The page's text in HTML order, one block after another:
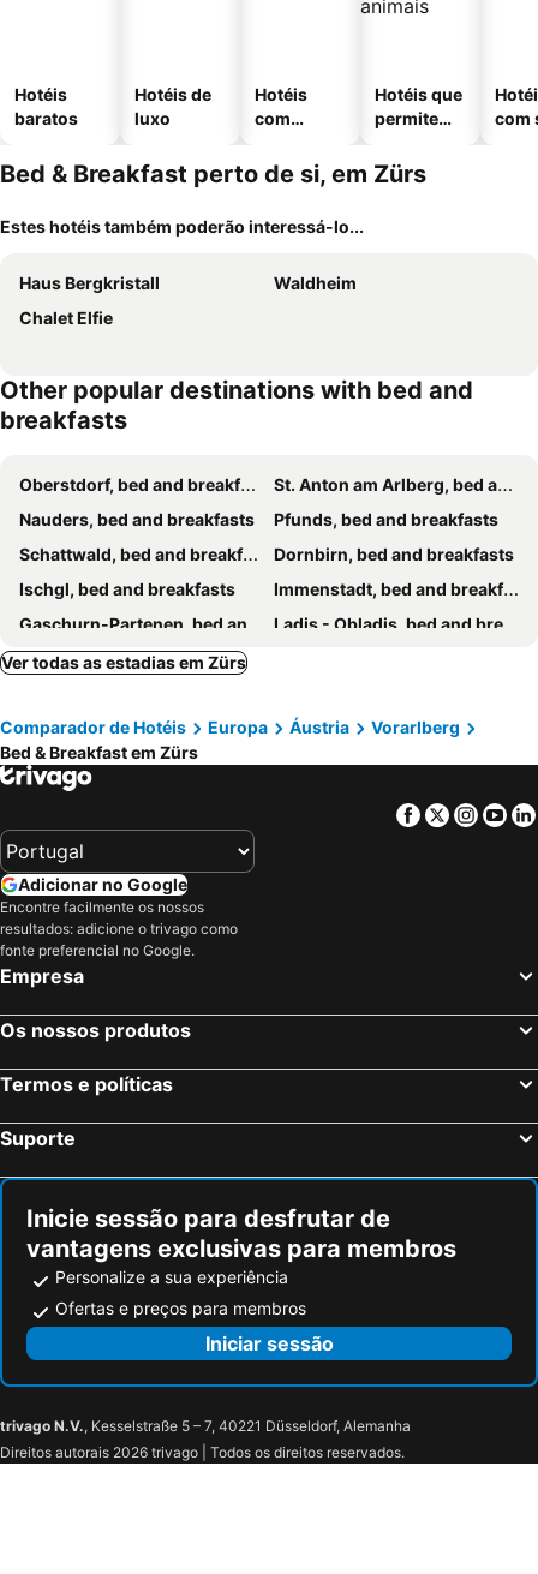
Hotéis
baratos
Hotéis de
luxo
Hotéis
com
Hotéis que
permitem
com
Bed & Breakfast perto de si, em Zürs
Estes hotéis também poderão interessá-lo...
Haus Bergkristall
Waldheim
Chalet Elfie
Other popular destinations with bed and
breakfasts
Oberstdorf, bed and breakfasts
St. Anton am Arlberg, bed and breakfasts
Nauders, bed and breakfasts
Pfunds, bed and breakfasts
Schattwald, bed and breakfasts
Dornbirn, bed and breakfasts
Ischgl, bed and breakfasts
Immenstadt, bed and breakfasts
Gaschurn-Partenen, bed and breakfasts
Ladis - Obladis, bed and breakfasts
Oberstaufen, bed and breakfasts
Warth, bed and breakfasts
Lech am Arlberg, bed and breakfasts
See-Paznaun, bed and breakfasts
Riezlern, bed and breakfasts
Kappl, bed and breakfasts
Rettenberg, bed and breakfasts
Bolsterlang, bed and breakfasts
Schruns, bed and breakfasts
Triesen, bed and breakfasts
Ardez, bed and breakfasts
Holzgau, bed and breakfasts
Fiss, bed and breakfasts
Vandans, bed and breakfasts
Bregenz, bed and breakfasts
Grins, bed and breakfasts
Göfis, bed and breakfasts
Schröcken, bed and breakfasts
Stanzach, bed and breakfasts
Jungholz, bed and breakfasts
Ver todas as estadias em Zürs
Comparador de Hotéis Europa Áustria
Vorarlberg
Bed & Breakfast em Zürs
Facebook
Twitter
Adicionar no Google
Encontre facilmente os nossos
resultados: adicione o trivago como
fonte preferencial no Google.
Empresa
Os nossos produtos
Termos e políticas
Suporte
Inicie sessão para desfrutar de
vantagens exclusivas para membros
Personalize a sua experiência
Ofertas e preços para membros
Iniciar sessão
trivago N.V., Kesselstraße 5 – 7, 40221 Düsseldorf, Alemanha
Direitos autorais 2026 trivago | Todos os direitos reservados.